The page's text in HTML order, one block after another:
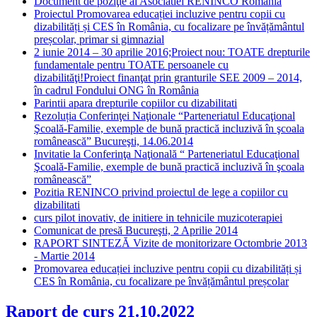
Proiectul Promovarea educației incluzive pentru copii cu
dizabilități și CES în România, cu focalizare pe învățământul
preșcolar, primar si gimnazial
2 iunie 2014 – 30 aprilie 2016;Proiect nou: TOATE drepturile
fundamentale pentru TOATE persoanele cu
dizabilităţi!Proiect finanţat prin granturile SEE 2009 – 2014,
în cadrul Fondului ONG în România
Parintii apara drepturile copiilor cu dizabilitati
Rezoluția Conferinţei Naţionale “Parteneriatul Educaţional
Şcoală-Familie, exemple de bună practică incluzivă în şcoala
românească” Bucureşti, 14.06.2014
Invitatie la Conferinţa Naţională “ Parteneriatul Educaţional
Şcoală-Familie, exemple de bună practică incluzivă în şcoala
românească”
Pozitia RENINCO privind proiectul de lege a copiilor cu
dizabilitati
curs pilot inovativ, de initiere in tehnicile muzicoterapiei
Comunicat de presă Bucureşti, 2 Aprilie 2014
RAPORT SINTEZĂ Vizite de monitorizare Octombrie 2013
- Martie 2014
Promovarea educației incluzive pentru copii cu dizabilități și
CES în România, cu focalizare pe învățământul preșcolar
Raport de curs 21.10.2022